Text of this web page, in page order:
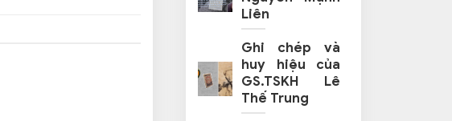
Liên
Ghi chép và
huy hiệu của
GS.TSKH Lê
Thế Trung